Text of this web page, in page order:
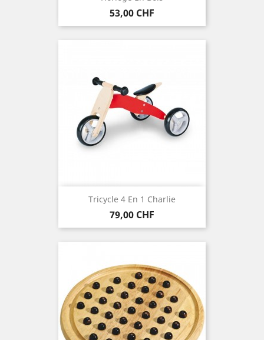
Preis
53,00 CHF
Tricycle 4 En 1 Charlie
Preis
79,00 CHF